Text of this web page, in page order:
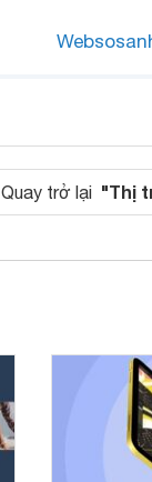
Quay trở lại "Thị